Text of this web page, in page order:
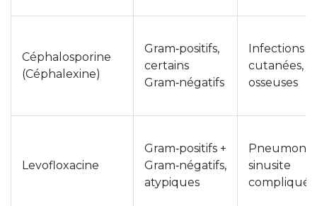
Céphalosporine
(Céphalexine)
Gram‑positifs,
certains
Gram‑négatifs
Infections
cutanées,
osseuses
Levofloxacine
Gram‑positifs +
Gram‑négatifs,
atypiques
Pneumonie,
sinusite
compliquée